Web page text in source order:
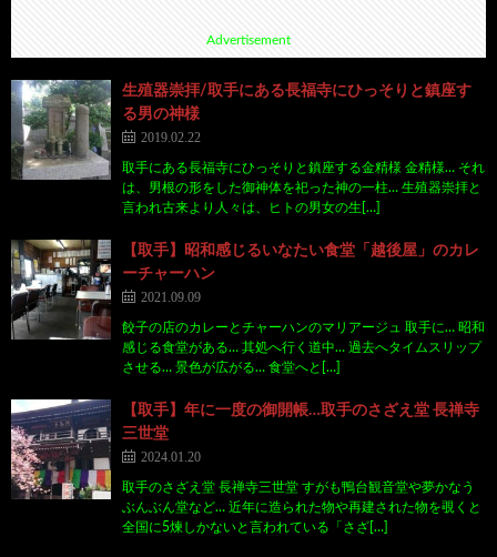
Advertisement
生殖器崇拝/取手にある長福寺にひっそりと鎮座す
る男の神様
2019.02.22
取手にある長福寺にひっそりと鎮座する金精様 金精様… それ
は、男根の形をした御神体を祀った神の一柱… 生殖器崇拝と
言われ古来より人々は、ヒトの男女の生[…]
【取手】昭和感じるいなたい食堂「越後屋」のカレ
ーチャーハン
2021.09.09
餃子の店のカレーとチャーハンのマリアージュ 取手に… 昭和
感じる食堂がある… 其処へ行く道中… 過去へタイムスリップ
させる… 景色が広がる… 食堂へと[…]
【取手】年に一度の御開帳…取手のさざえ堂 長禅寺
三世堂
2024.01.20
取手のさざえ堂 長禅寺三世堂 すがも鴨台観音堂や夢かなう
ぶんぶん堂など… 近年に造られた物や再建された物を覗くと
全国に5煉しかないと言われている「さざ[…]